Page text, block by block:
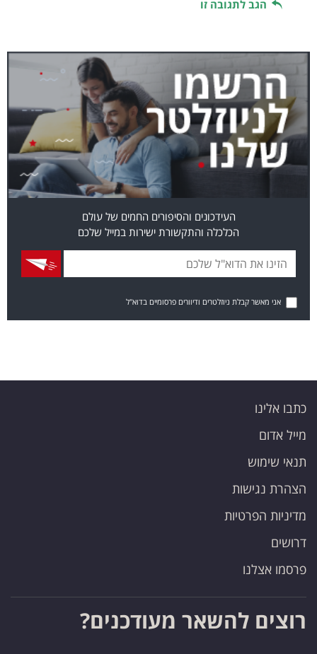
הגב לתגובה זו
העידכונים והסיפורים החמים של עולם
הכלכלה והתקשורת ישירות במייל שלכם
אני מאשר קבלת ניוזלטרים ודיוורים פרסומיים בדוא"ל
כתבו אלינו
מייל אדום
תנאי שימוש
הצהרת נגישות
מדיניות הפרטיות
דרושים
פרסמו אצלנו
רוצים להשאר מעודכנים?